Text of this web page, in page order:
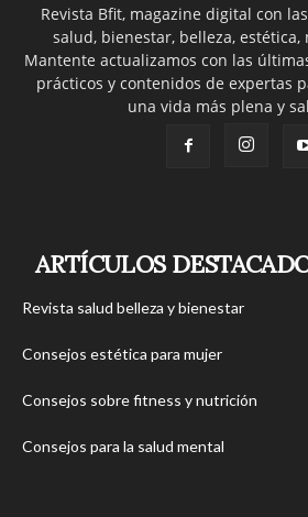
Revista Bfit, magazine digital con
salud, bienestar, belleza,
Mantente actualizamos con las
prácticos y contenidos de expertas
una vida más plena y
ARTÍCULOS
Revista salud belleza y bienestar
Consejos estética para mujer
Consejos sobre fitness y nutrición
Consejos para la salud mental